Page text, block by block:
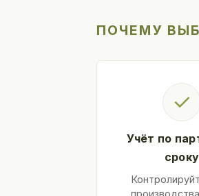
ПОЧЕМУ
✓
Учёт по
сроку